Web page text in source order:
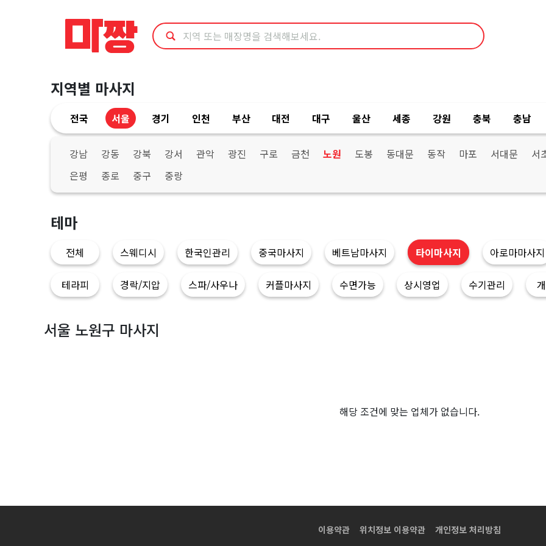
지역별 마사지
전국 서울 경기 인천 부산 대전 대구 울산 세종 강원 충북 충남
강남 강동 강북 강서 관악 광진 구로 금천 노원 도봉 동대문 동작 마포 서대문
서
은평
종로 중구 중랑
테마
전체 스웨디시 한국인관리 중국마사지 베트남마사지 타이마사지 아로마마사지
테라피 경락/지압 스파/사우나 커플마사지 수면가능 상시영업 수기관리
서울 노원구 마사지
해당 조건에 맞는 업체가 없습니다.
이용약관 위치정보 이용약관 개인정보 처리방침